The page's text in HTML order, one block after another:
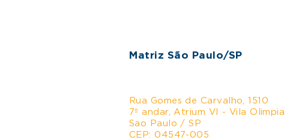
Matriz São Paulo/SP
Rua Gomes de Carvalho, 1510
7º andar, Atrium VI - Vila Olimpia
Sao Paulo / SP
CEP: 04547-005